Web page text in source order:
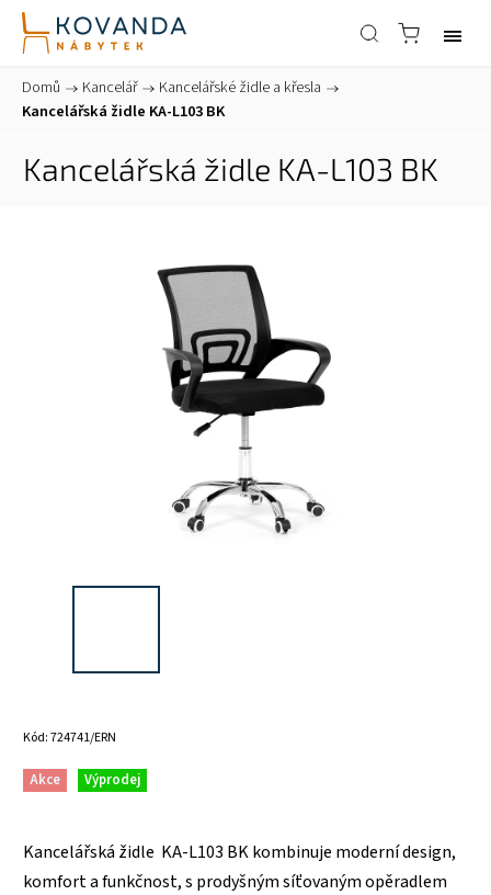
Domů / Kancelář / Kancelářské židle a křesla /
Kancelářská židle KA-L103 BK
Kancelářská židle KA-L103 BK
Kód:724741/ERN
Akce Výprodej
Kancelářská židle KA-L103 BK kombinuje moderní design,
komfort a funkčnost, s prodyšným síťovaným opěradlem